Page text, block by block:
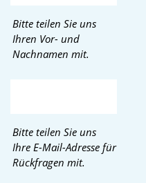
Bitte teilen Sie uns
Ihren Vor- und
Nachnamen mit.
Bitte teilen Sie uns
Ihre E-Mail-Adresse für
Rückfragen mit.